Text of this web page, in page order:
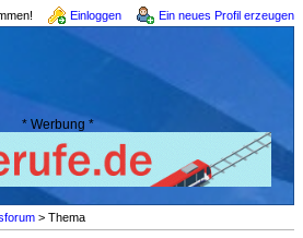
Einloggen Ein neues Profil erzeugen
* Werbung *
> Thema